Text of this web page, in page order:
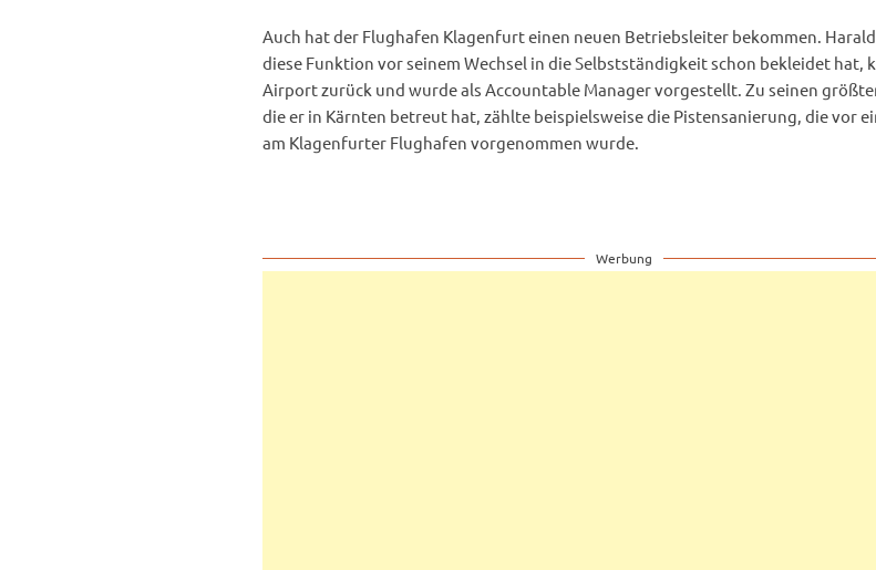
Auch hat der Flughafen Klagenfurt einen neuen Betriebsleiter bekommen.
diese Funktion vor seinem Wechsel in die Selbstständigkeit schon bekleidet hat,
Airport zurück und wurde als Accountable Manager vorgestellt. Zu seinen
die er in Kärnten betreut hat, zählte beispielsweise die Pistensanierung, die vor
am Klagenfurter Flughafen vorgenommen wurde.
Werbung